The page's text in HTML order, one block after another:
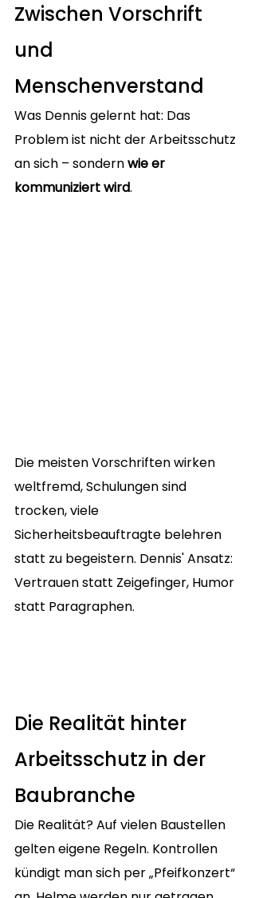
Zwischen Vorschrift
und
Menschenverstand
Was Dennis gelernt hat: Das
Problem ist nicht der Arbeitsschutz
an sich – sondern wie er
kommuniziert wird.
Die meisten Vorschriften wirken
weltfremd, Schulungen sind
trocken, viele
Sicherheitsbeauftragte belehren
statt zu begeistern. Dennis' Ansatz:
Vertrauen statt Zeigefinger, Humor
statt Paragraphen.
Die Realität hinter
Arbeitsschutz in der
Baubranche
Die Realität? Auf vielen Baustellen
gelten eigene Regeln. Kontrollen
kündigt man sich per „Pfeifkonzert“